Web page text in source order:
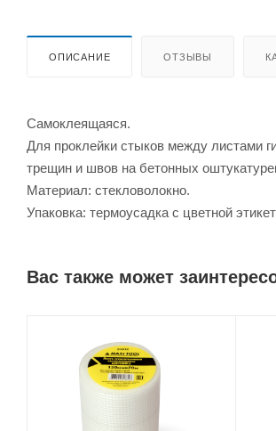
ОПИСАНИЕ ОТЗЫВЫ
Самоклеящаяся.
Для проклейки стыков между листами
трещин и швов на бетонных
Материал: стекловолокно.
Упаковка: термоусадка с цветной
Вас также может